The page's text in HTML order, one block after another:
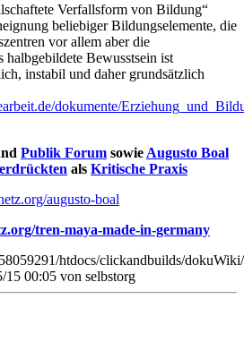
Verfallsform von Bildung“
beliebiger Bildungselemente, die
vor allem aber die
Bewusstsein ist
instabil und daher grundsätzlich
dokumente/
Publik Forum sowie Augusto Boal
als Kritische Praxis
augusto-boal
tren-maya-made-in-germany
htdocs/clickandbuilds/
15 00:05 von selbstorg